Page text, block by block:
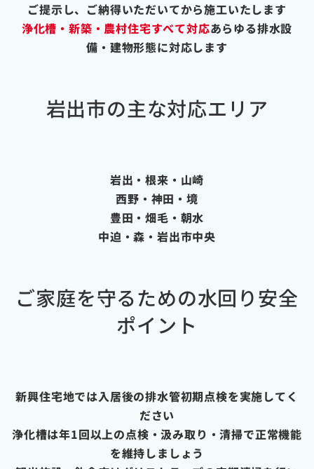
ご提示し、ご納得いただいてから施工いたします
浄化槽・新築・農村住宅すべて対応あらゆる排水設
備・建物形態に対応します
岩出市の主な対応エリア
岩出・根来・山崎
西野・神田・境
豊田・畑毛・朝水
中迫・森・岩出市中央
ご家庭を守るための水回り安全
ポイント
新興住宅地では入居後の排水管初期点検を実施してく
ださい
浄化槽は年1回以上の点検・汲み取り・清掃で正常機能
を維持しましょう